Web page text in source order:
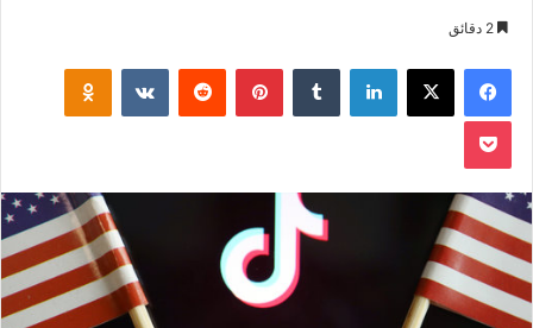
فيسبوك ‫X لينكدإن بينتيريست
‫Pocket